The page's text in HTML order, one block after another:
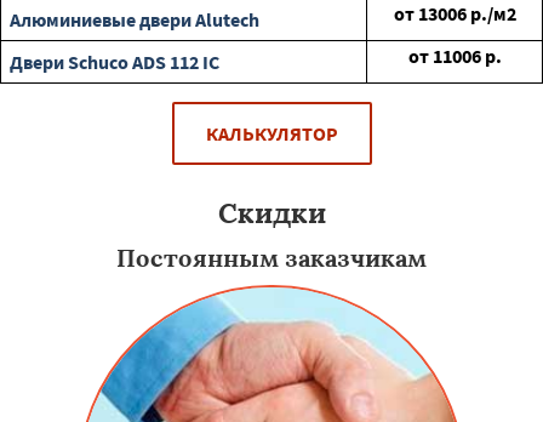
Алюминиевые двери Alutech
от 13006 р./м2
Двери Schuco ADS 112 IC
от 11006 р.
КАЛЬКУЛЯТОР
Скидки
Постоянным заказчикам